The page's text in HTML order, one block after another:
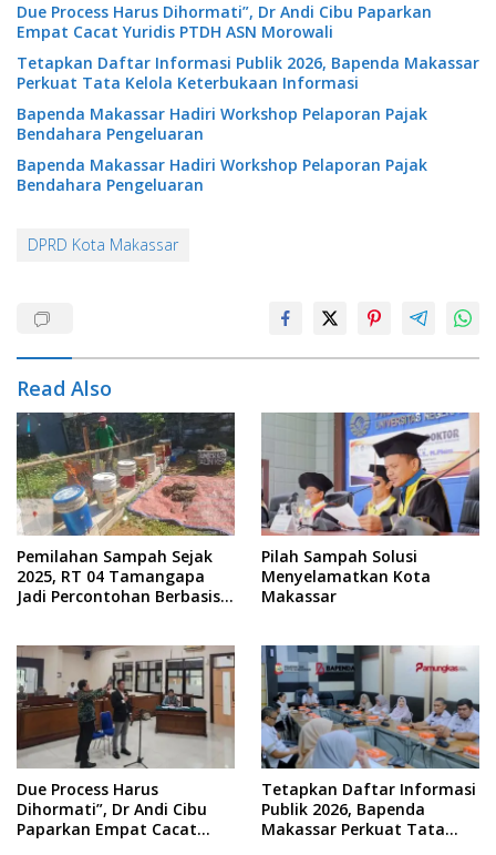
Due Process Harus Dihormati”, Dr Andi Cibu Paparkan
Empat Cacat Yuridis PTDH ASN Morowali
Tetapkan Daftar Informasi Publik 2026, Bapenda Makassar
Perkuat Tata Kelola Keterbukaan Informasi
Bapenda Makassar Hadiri Workshop Pelaporan Pajak
Bendahara Pengeluaran
Bapenda Makassar Hadiri Workshop Pelaporan Pajak
Bendahara Pengeluaran
DPRD Kota Makassar
Read Also
Pemilahan Sampah Sejak
2025, RT 04 Tamangapa
Jadi Percontohan Berbasis
Pilah Sampah Solusi
Menyelamatkan Kota
Makassar
Due Process Harus
Dihormati”, Dr Andi Cibu
Paparkan Empat Cacat
Tetapkan Daftar Informasi
Publik 2026, Bapenda
Makassar Perkuat Tata